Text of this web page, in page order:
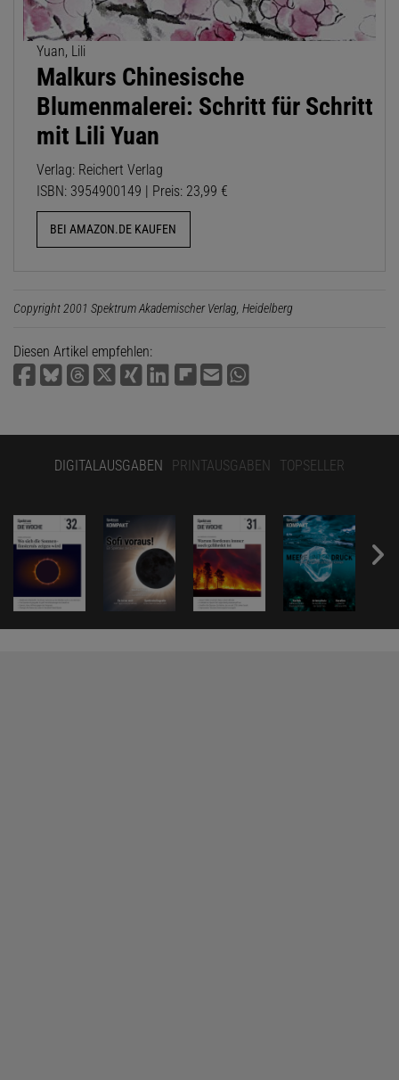
Yuan, Lili
Malkurs Chinesische
Blumenmalerei: Schritt für Schritt
mit Lili Yuan
Verlag: Reichert Verlag
ISBN: 3954900149 | Preis: 23,99 €
BEI AMAZON.DE KAUFEN
Copyright 2001 Spektrum Akademischer Verlag, Heidelberg
Diesen Artikel empfehlen:
DIGITALAUSGABEN PRINTAUSGABEN TOPSELLER